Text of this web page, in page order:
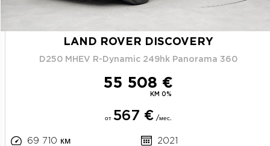
LAND ROVER DISCOVERY
D250 MHEV R-Dynamic 249hk Panorama 360
55 508 €
KM 0%
от 567 € /мес.
69 710 км
2021